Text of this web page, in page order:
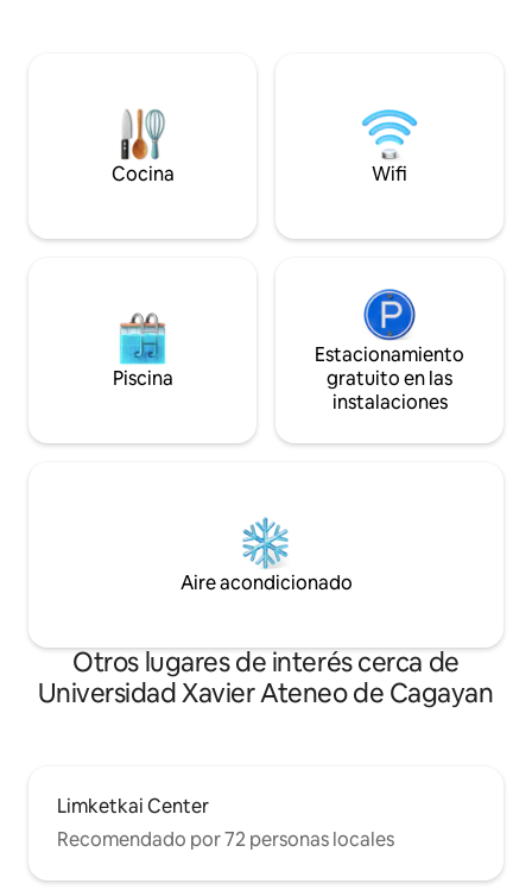
sin restricción de horario con cerradura
estancias largas 🔸 3–10 minutos 👉
Centro comercial Limketkai
nevera, hervidor
cocina. Disfruta
en nuestra
personas.
Cocina Wifi
Piscina
Estacionamiento
gratuito en las
instalaciones
Aire acondicionado
Otros lugares de interés cerca de
Universidad Xavier Ateneo de Cagayan
Limketkai Center
Recomendado por 72 personas locales